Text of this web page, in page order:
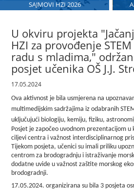
SAJMOVI HZI 2026
U okviru projekta
HZI za provođenje
radu s mladima,"
posjet učenika OŠ J.J.
17.05.2024
Ova aktivnost je bila usmjerena na
multimedijskim sadržajima iz odabranih
uključujući biologiju, kemiju, fiziku,
Posjet je započeo uvodnom prezentacijom u
ciljevi centra i važnost interdisciplinarnog
Tijekom posjeta, učenici su imali priliku
centrom za brodogradnju i istraživanje
dodatne uvide u važnost zaštite morskog
brodogradnji.
17.05.2024. organizirana su bila 3 posjeta